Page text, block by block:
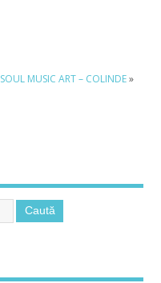
SOUL MUSIC ART – COLINDE»